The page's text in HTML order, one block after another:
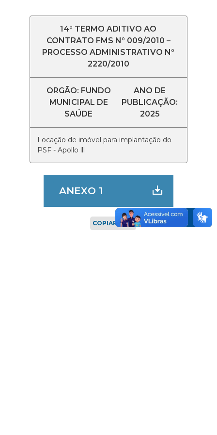
14° TERMO ADITIVO AO
CONTRATO FMS N° 009/2010 –
PROCESSO ADMINISTRATIVO N°
2220/2010
ORGÃO: FUNDO
MUNICIPAL DE
SAÚDE
ANO DE
PUBLICAÇÃO:
2025
Locação de imóvel para implantação do
PSF - Apollo lll
ANEXO 1
COPIAR LINK